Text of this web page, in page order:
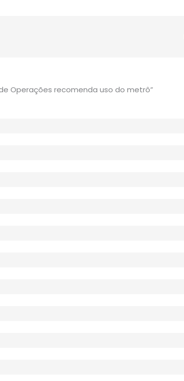
Operações recomenda uso do metrô”